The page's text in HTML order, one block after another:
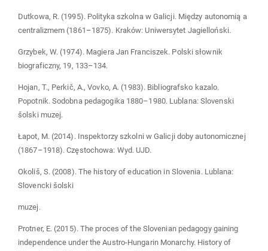
Dutkowa, R. (1995). Polityka szkolna w Galicji. Między autonomią a
centralizmem (1861–1875). Kraków: Uniwersytet Jagielloński.
Grzybek, W. (1974). Magiera Jan Franciszek. Polski słownik
biograficzny, 19, 133–134.
Hojan, T., Perkič, A., Vovko, A. (1983). Bibliografsko kazalo.
Popotnik. Sodobna pedagogika 1880–1980. Lublana: Slovenski
šolski muzej.
Łapot, M. (2014). Inspektorzy szkolni w Galicji doby autonomicznej
(1867–1918). Częstochowa: Wyd. UJD.
Okoliš, S. (2008). The history of education in Slovenia. Lublana:
Slovencki šolski
muzej.
Protner, E. (2015). The proces of the Slovenian pedagogy gaining
independence under the Austro-Hungarin Monarchy. History of